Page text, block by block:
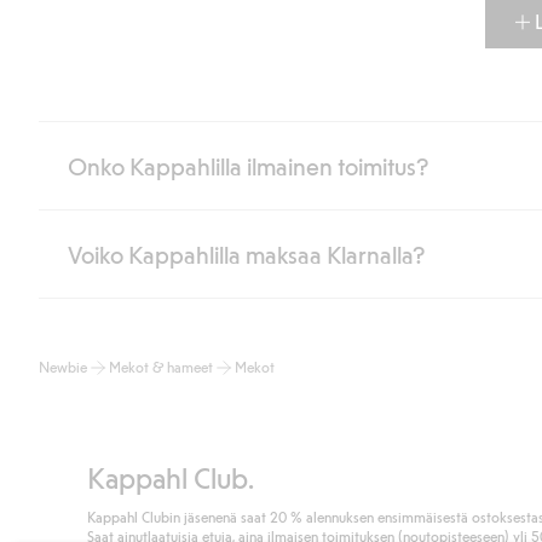
Onko Kappahlilla ilmainen toimitus?
Jos olet Kappahl Clubin jäsen, saat aina ilmaisen toimituksen
Lue lisää
Voiko Kappahlilla maksaa Klarnalla?
Newbie Mekot & hameet Mekot
Kappahl Club.
Kappahl Clubin jäsenenä saat 20 % alennuksen ensimmäisestä
Saat ainutlaatuisia etuja, aina ilmaisen toimituksen (noutopisteeseen) yli